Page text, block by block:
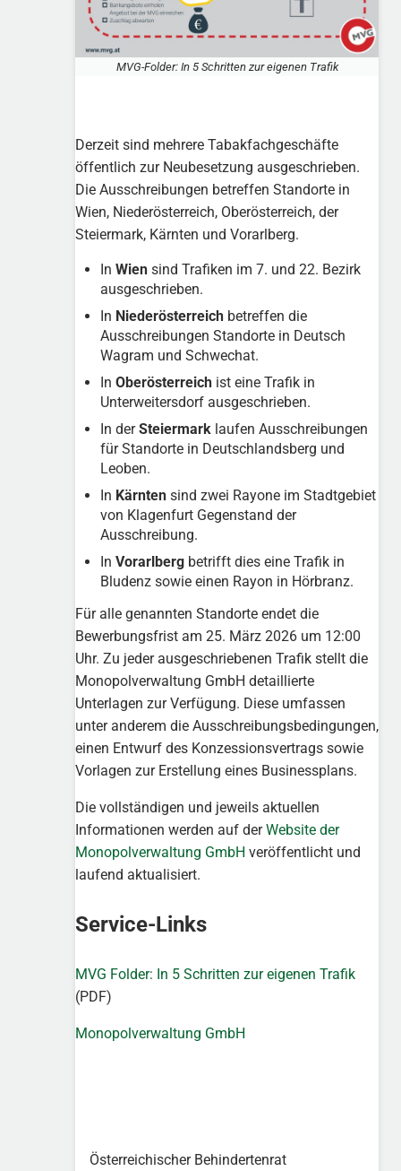
MVG-Folder: In 5 Schritten zur eigenen Trafik
Derzeit sind mehrere Tabakfachgeschäfte
öffentlich zur Neubesetzung ausgeschrieben.
Die Ausschreibungen betreffen Standorte in
Wien, Niederösterreich, Oberösterreich, der
Steiermark, Kärnten und Vorarlberg.
InWien sind Trafiken im 7. und 22. Bezirk
ausgeschrieben.
In Niederösterreich betreffen die
Ausschreibungen Standorte in Deutsch
Wagram und Schwechat.
InOberösterreich ist eine Trafik in
Unterweitersdorf ausgeschrieben.
In derSteiermark laufen Ausschreibungen
für Standorte in Deutschlandsberg und
Leoben.
In Kärnten sind zwei Rayone im Stadtgebiet
von Klagenfurt Gegenstand der
Ausschreibung.
InVorarlberg betrifft dies eine Trafik in
Bludenz sowie einen Rayon in Hörbranz.
Für alle genannten Standorte endet die
Bewerbungsfrist am 25. März 2026 um 12:00
Uhr. Zu jeder ausgeschriebenen Trafik stellt die
Monopolverwaltung GmbH detaillierte
Unterlagen zur Verfügung. Diese umfassen
unter anderem die Ausschreibungsbedingungen,
einen Entwurf des Konzessionsvertrags sowie
Vorlagen zur Erstellung eines Businessplans.
Die vollständigen und jeweils aktuellen
Informationen werden auf derWebsite der
Monopolverwaltung GmbH veröffentlicht und
laufend aktualisiert.
Service-Links
MVG Folder: In 5 Schritten zur eigenen Trafik
(PDF)
Monopolverwaltung GmbH
Österreichischer Behindertenrat